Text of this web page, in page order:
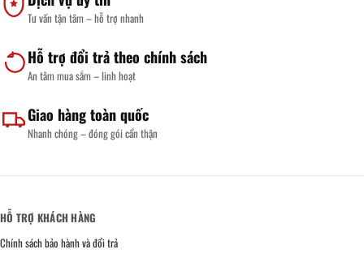
Tư vấn tận tâm – hỗ trợ nhanh
Hỗ trợ đổi trả theo chính sách
An tâm mua sắm – linh hoạt
Giao hàng toàn quốc
Nhanh chóng – đóng gói cẩn thận
HỖ TRỢ KHÁCH HÀNG
Chính sách bảo hành và đổi trả